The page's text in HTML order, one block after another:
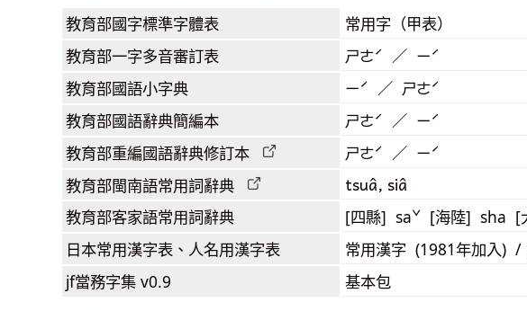
教育部國字標準字體表 常用字（甲表）
教育部一字多音審訂表 ㄕㄜˊ ／ ㄧˊ
教育部國語小字典 ㄧˊ ／ ㄕㄜˊ
教育部國語辭典簡編本 ㄕㄜˊ ／ ㄧˊ
教育部重編國語辭典修訂本 ㄕㄜˊ ／ ㄧˊ
教育部閩南語常用詞辭典 tsuâ, siâ
教育部客家語常用詞辭典 [四縣] saˇ [海陸] sha [
日本常用漢字表 、人名用漢字表 常用漢字 (1981年加入) /
jf當務字集 v0.9 基本包